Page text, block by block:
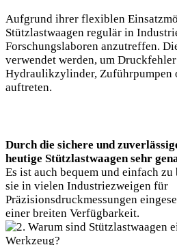
Aufgrund ihrer flexiblen
Stützlastwaagen regulär in
Forschungslaboren anzutreffen.
verwendet werden, um
Hydraulikzylinder, Zuführpumpen
auftreten.
Durch die sichere und
heutige Stützlastwaagen sehr
Es ist auch bequem und einfach
sie in vielen Industriezweigen für
Präzisionsdruckmessungen
einer breiten Verfügbarkeit.